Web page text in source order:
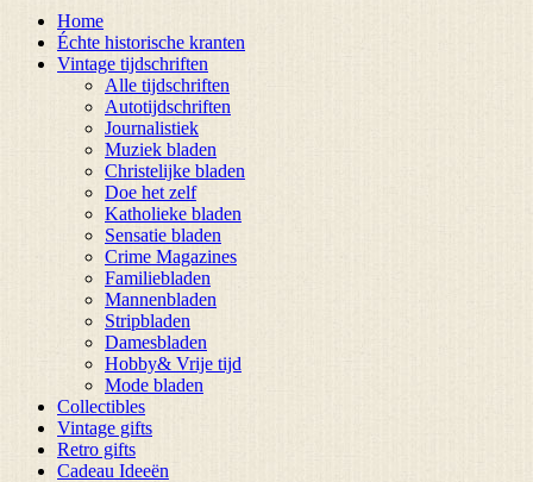
Home
Échte historische kranten
Vintage tijdschriften
Alle tijdschriften
Autotijdschriften
Journalistiek
Muziek bladen
Christelijke bladen
Doe het zelf
Katholieke bladen
Sensatie bladen
Crime Magazines
Familiebladen
Mannenbladen
Stripbladen
Damesbladen
Hobby& Vrije tijd
Mode bladen
Collectibles
Vintage gifts
Retro gifts
Cadeau Ideeën